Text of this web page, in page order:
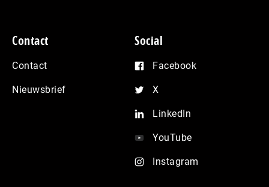
Contact
Contact
Nieuwsbrief
Social
Facebook
X
LinkedIn
YouTube
Instagram